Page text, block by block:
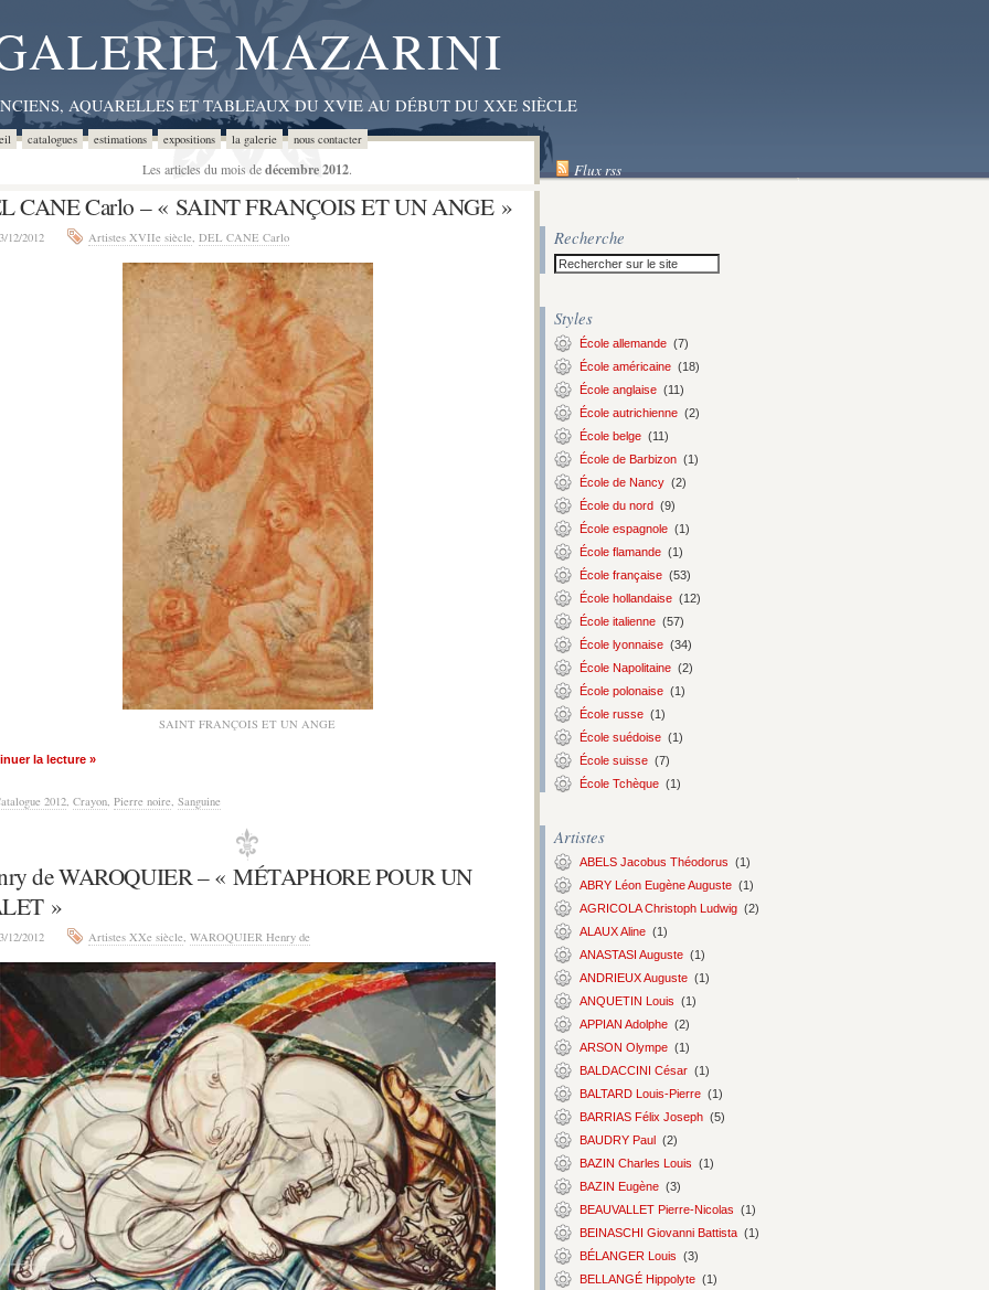
MAZARINI
AQUARELLES ET TABLEAUX DU XVIE AU DÉBUT DU XXE SIÈCLE
catalogues estimations expositions la galerie nous contacter
Les articles du mois dedécembre 2012. Flux rss
CANE Carlo – « SAINT FRANÇOIS ET UN ANGE »
12/2012 Artistes XVIIe siècle, DEL CANE Carlo
SAINT FRANÇOIS ET UN ANGE
la lecture »
2012, Crayon, Pierre noire, Sanguine
de WAROQUIER – « MÉTAPHORE POUR UN
»
12/2012 Artistes XXe siècle, WAROQUIER Henry de
Recherche
Styles
École allemande (7)
École américaine (18)
École anglaise (11)
École autrichienne (2)
École belge (11)
École de Barbizon (1)
École de Nancy (2)
École du nord (9)
École espagnole (1)
École flamande (1)
École française (53)
École hollandaise (12)
École italienne (57)
École lyonnaise (34)
École Napolitaine (2)
École polonaise (1)
École russe (1)
École suédoise (1)
École suisse (7)
École Tchèque (1)
Artistes
ABELS Jacobus Théodorus (1)
ABRY Léon Eugène Auguste (1)
AGRICOLA Christoph Ludwig (2)
ALAUX Aline (1)
ANASTASI Auguste (1)
ANDRIEUX Auguste (1)
ANQUETIN Louis (1)
APPIAN Adolphe (2)
ARSON Olympe (1)
BALDACCINI César (1)
BALTARD Louis-Pierre (1)
BARRIAS Félix Joseph (5)
BAUDRY Paul (2)
BAZIN Charles Louis (1)
BAZIN Eugène (3)
BEAUVALLET Pierre-Nicolas (1)
BEINASCHI Giovanni Battista (1)
BÉLANGER Louis (3)
BELLANGÉ Hippolyte (1)